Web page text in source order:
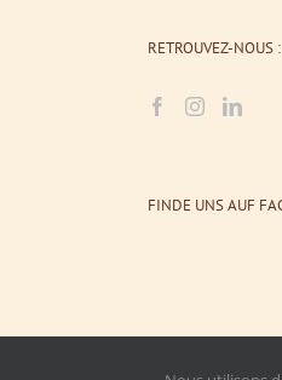
RETROUVEZ-NOUS :
FINDE UNS AUF